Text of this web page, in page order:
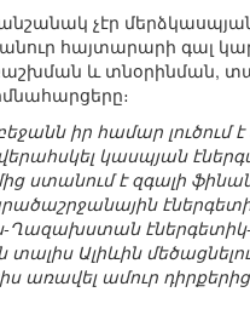
չէր
հայտարարի գալ
բաշխման և տնօրինման,
իր համար լուծում է
կասպյան
ստանում է զգալի
Ղազախստան
Ալիևին
առավել ամուր